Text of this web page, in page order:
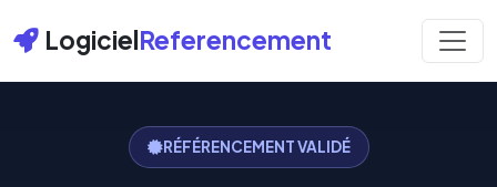
LogicielReferencement
RÉFÉRENCEMENT VALIDÉ